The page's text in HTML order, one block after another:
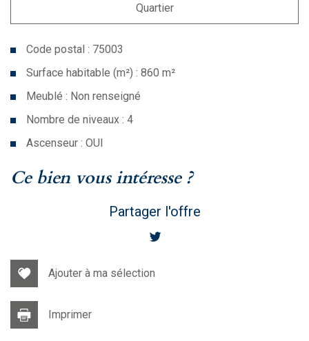
Quartier
Code postal : 75003
Surface habitable (m²) : 860 m²
Meublé : Non renseigné
Nombre de niveaux : 4
Ascenseur : OUI
la ville de paris (75003)
ce bien vous intéresse ?
Partager l'offre
Ajouter à ma sélection
Imprimer